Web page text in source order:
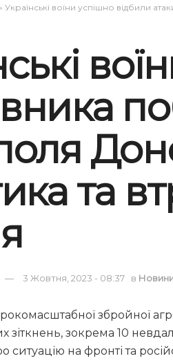
» Українські воїни успішно відбили
та
3 Жовтня, 2023 - 08:37 в
збройної
зіткнень, зокрема 10
ситуацію на фронті та